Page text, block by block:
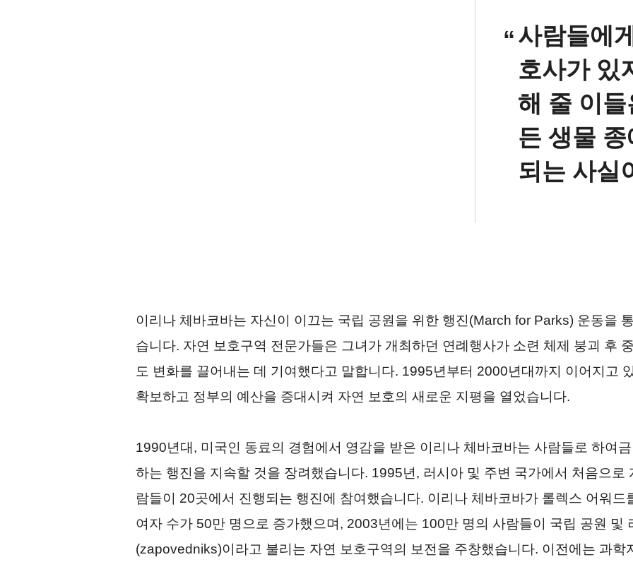
사람들에
호사가 있
해 줄 이
든 생물
되는 사실
이리나 체바코바는 자신이 이끄는 국립 공원을 위한 행진(March for Parks) 운동을
습니다. 자연 보호구역 전문가들은 그녀가 개최하던 연례행사가 소련 체제 붕괴 후
도 변화를 끌어내는 데 기여했다고 말합니다. 1995년부터 2000년대까지 이어지고
확보하고 정부의 예산을 증대시켜 자연 보호의 새로운 지평을 열었습니다.
1990년대, 미국인 동료의 경험에서 영감을 받은 이리나 체바코바는 사람들로 하여
하는 행진을 지속할 것을 장려했습니다. 1995년, 러시아 및 주변 국가에서 처음으로
람들이 20곳에서 진행되는 행진에 참여했습니다. 이리나 체바코바가 롤렉스 어워
여자 수가 50만 명으로 증가했으며, 2003년에는 100만 명의 사람들이 국립 공원 및
(zapovedniks)이라고 불리는 자연 보호구역의 보전을 주창했습니다. 이전에는 과학